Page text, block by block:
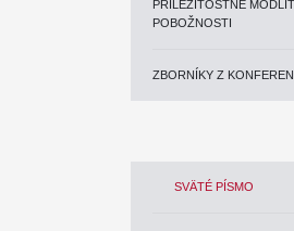
PRÍLEŽITOSTNÉ
POBOŽNOSTI
ZBORNÍKY Z
SVÄTÉ PÍSMO